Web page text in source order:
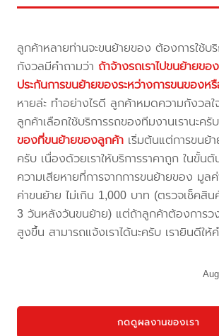
ลูกค้าหลายท่านจะขนย้ายของ ต้องการใช้บ
กังวลมีคำถามว่า ถ้าจ้างรถเราไปขนย้ายขอ
ประกันการขนย้ายของระหว่างการขนของห
หายล่ะ ทำอย่างไรดี ลูกค้าหมดความกังวลใ
ลูกค้าเลือกใช้บริการรถของทีมงานเรานะครับ
ของที่ขนย้ายของลูกค้า เริ่มต้นแต่การขนย้
ครับ เนื่องด้วยเราให้บริการราคาถูก ในขั้นต้
ความเสียหายที่การจากการขนย้ายของ มูล
ค่าขนย้าย ไม่เกิน 1,000 บาท (ตรวจเช็คสิน
3 วันหลังวันขนย้าย) แต่ถ้าลูกค้าต้องการว
สูงขึ้น สามารถแจ้งเราได้นะครับ เรายินดีใ
กดดูผลงานของเรา